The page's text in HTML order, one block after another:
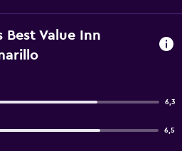
Best Value Inn
6,3
6,5